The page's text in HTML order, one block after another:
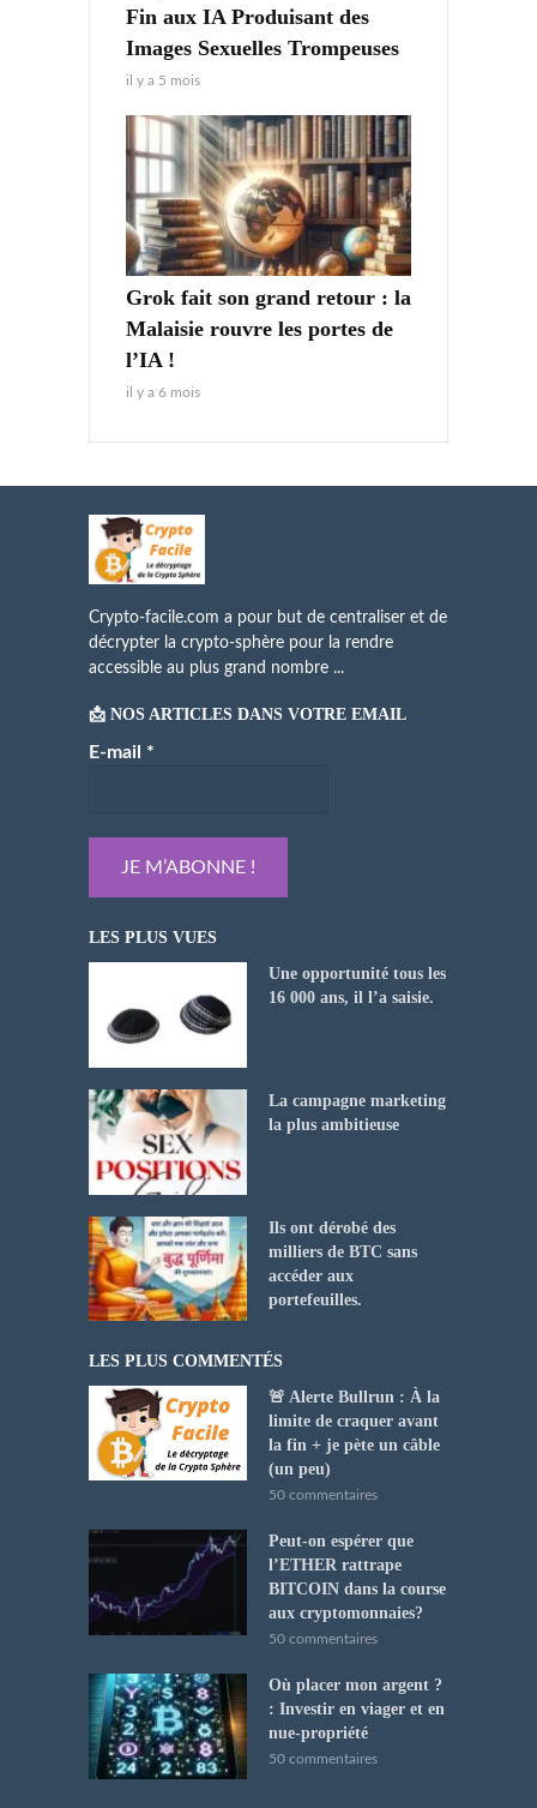
Fin aux IA Produisant des
Images Sexuelles Trompeuses
il y a 5 mois
Grok fait son grand retour : la
Malaisie rouvre les portes de
l’IA !
il y a 6 mois
Crypto-facile.com a pour but de centraliser et de
décrypter la crypto-sphère pour la rendre
accessible au plus grand nombre ...
📩 NOS ARTICLES DANS VOTRE EMAIL
E-mail *
LES PLUS VUES
Une opportunité tous les
16 000 ans, il l’a saisie.
La campagne marketing
la plus ambitieuse
Ils ont dérobé des
milliers de BTC sans
accéder aux
portefeuilles.
LES PLUS COMMENTÉS
🚨 Alerte Bullrun : À la
limite de craquer avant
la fin + je pète un câble
(un peu)
50 commentaires
Peut-on espérer que
l’ETHER rattrape
BITCOIN dans la course
aux cryptomonnaies?
50 commentaires
Où placer mon argent ?
: Investir en viager et en
nue-propriété
50 commentaires